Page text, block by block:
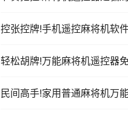
控张控牌!手机遥控麻将机软
轻松胡牌!万能麻将机遥控器
民间高手!家用普通麻将机万